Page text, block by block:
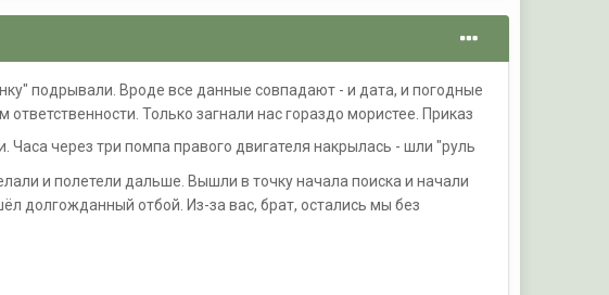
подрывали. Вроде все данные совпадают - и дата, и погодные
Только загнали нас гораздо мористее. Приказ
Часа через три помпа правого двигателя накрылась - шли "руль
и полетели дальше. Вышли в точку начала поиска и начали
долгожданный отбой. Из-за вас, брат, остались мы без